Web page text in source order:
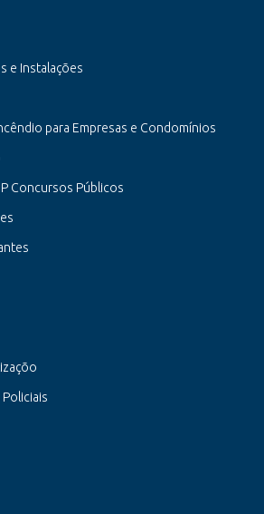
e Instalações
para Empresas e Condomínios
Concursos Públicos